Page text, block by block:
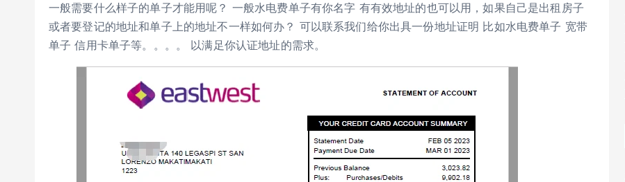
一般需要什么样子的单子才能用呢？ 一般水电费单子有你名字 有有效地址的也可以用，如果自己是出租房子
或者要登记的地址和单子上的地址不一样如何办？ 可以联系我们给你出具一份地址证明 比如水电费单子 宽带
单子 信用卡单子等。。。。 以满足你认证地址的需求。